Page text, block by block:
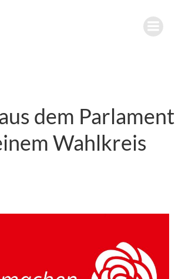
dem Parlament
Wahlkreis